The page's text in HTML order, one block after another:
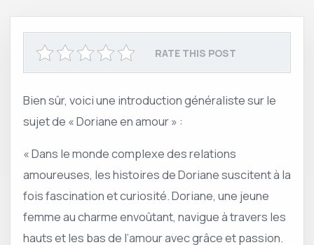
RATE THIS POST
Bien sûr, voici une introduction généraliste sur le
sujet de « Doriane en amour » :
« Dans le monde complexe des relations
amoureuses, les histoires de Doriane suscitent à la
fois fascination et curiosité. Doriane, une jeune
femme au charme envoûtant, navigue à travers les
hauts et les bas de l’amour avec grâce et passion.